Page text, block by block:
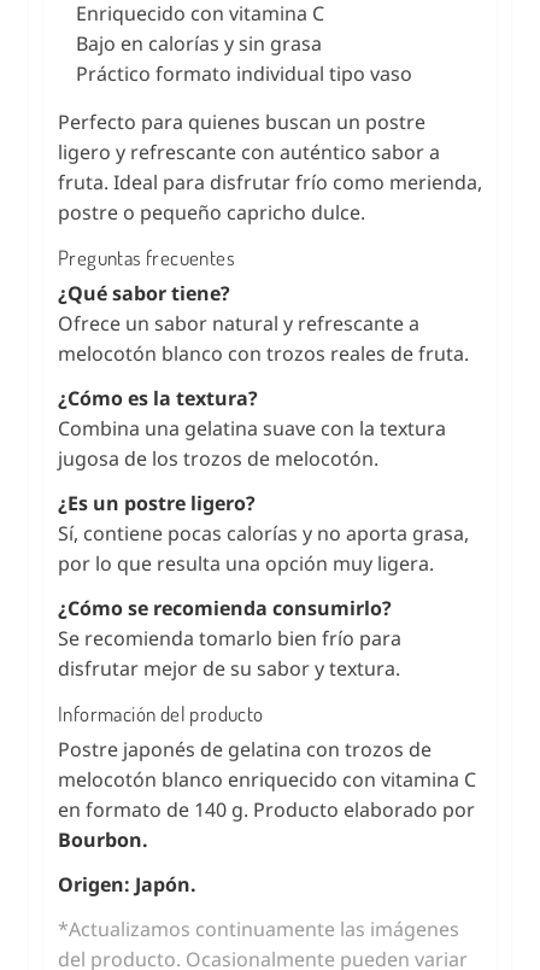
Enriquecido con vitamina C
Bajo en calorías y sin grasa
Práctico formato individual tipo vaso
Perfecto para quienes buscan un postre
ligero y refrescante con auténtico sabor a
fruta. Ideal para disfrutar frío como merienda,
postre o pequeño capricho dulce.
Preguntas frecuentes
¿Qué sabor tiene?
Ofrece un sabor natural y refrescante a
melocotón blanco con trozos reales de fruta.
¿Cómo es la textura?
Combina una gelatina suave con la textura
jugosa de los trozos de melocotón.
¿Es un postre ligero?
Sí, contiene pocas calorías y no aporta grasa,
por lo que resulta una opción muy ligera.
¿Cómo se recomienda consumirlo?
Se recomienda tomarlo bien frío para
disfrutar mejor de su sabor y textura.
Información del producto
Postre japonés de gelatina con trozos de
melocotón blanco enriquecido con vitamina C
en formato de 140 g. Producto elaborado por
Bourbon.
Origen: Japón.
*Actualizamos continuamente las imágenes
del producto. Ocasionalmente pueden variar